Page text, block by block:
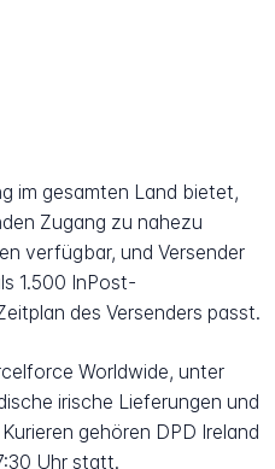
im gesamten Land bietet,
Zugang zu nahezu
verfügbar, und Versender
1.500 InPost-
des Versenders passt.
Worldwide, unter
irische Lieferungen und
gehören DPD Ireland
Uhr statt.